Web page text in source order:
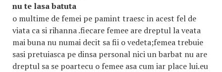
nu te lasa batuta
o multime de femei pe pamint traesc in acest fel de
viata ca si rihanna .fiecare femee are dreptul la veata
mai buna nu numai decit sa fii o vedeta;femea trebuie
sasi pretuiasca pe dinsa personal nici un barbat nu are
dreptul sa se poartecu o femee asa cum iar place lui.eu